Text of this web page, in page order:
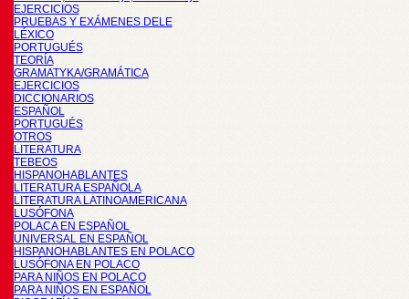
EJERCICIOS
PRUEBAS Y EXÁMENES DELE
LÉXICO
PORTUGUÉS
TEORÍA
GRAMATYKA/GRAMÁTICA
EJERCICIOS
DICCIONARIOS
ESPAÑOL
PORTUGUÉS
OTROS
LITERATURA
TEBEOS
HISPANOHABLANTES
LITERATURA ESPAÑOLA
LITERATURA LATINOAMERICANA
LUSÓFONA
POLACA EN ESPAÑOL
UNIVERSAL EN ESPAÑOL
HISPANOHABLANTES EN POLACO
LUSÓFONA EN POLACO
PARA NIÑOS EN POLACO
PARA NIÑOS EN ESPAÑOL